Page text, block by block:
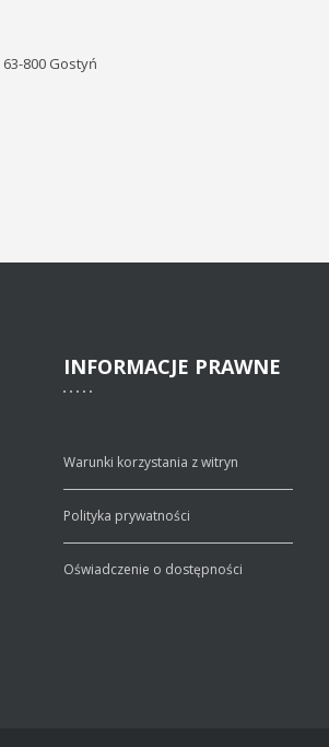
800 Gostyń
INFORMACJE PRAWNE
Warunki korzystania z witryn
Polityka prywatności
Oświadczenie o dostępności